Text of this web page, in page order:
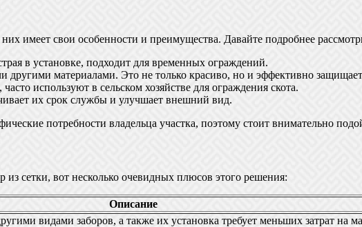
имеет свои особенности и преимущества. Давайте подробнее
в установке, подходит для временных ограждений.
другими материалами. Это не только красиво, но и эффективно
используют в сельском хозяйстве для ограждения скота.
их срок службы и улучшает внешний вид.
потребности владельца участка, поэтому стоит внимательно
из сетки, вот несколько очевидных плюсов этого решения:
Описание
видами заборов, а также их установка требует меньших затрат на